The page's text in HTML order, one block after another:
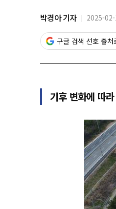
박경아 기자 2025-
구글 검색 선호 출처
기후 변화에 따